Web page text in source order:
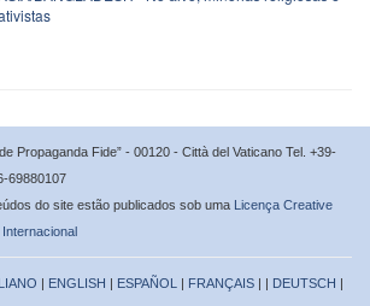
Propaganda Fide” - 00120 - Città del Vaticano Tel. +39-
69880107
do site estão publicados sob uma Licença Creative
| ENGLISH | ESPAÑOL | FRANÇAIS | | DEUTSCH |